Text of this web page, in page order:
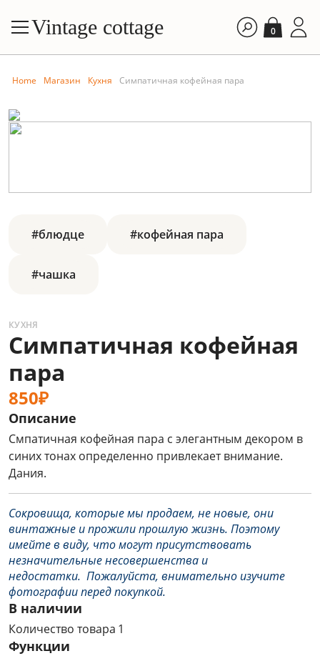
Vintage cottage 0
Home Магазин Кухня Симпатичная кофейная пара
#блюдце #кофейная пара
#чашка
КУХНЯ
Симпатичная кофейная
пара
850₽
Описание
Смпатичная кофейная пара с элегантным декором в
синих тонах определенно привлекает внимание.
Дания.
Сокровища, которые мы продаем, не новые, они
винтажные и прожили прошлую жизнь. Поэтому
имейте в виду, что могут присутствовать
незначительные несовершенства и
недостатки. Пожалуйста, внимательно изучите
фотографии перед покупкой.
В наличии
Количество товара 1
Функции